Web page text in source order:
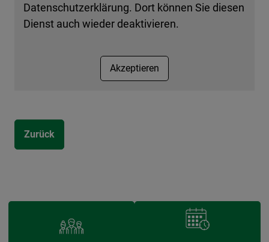
Datenschutzerklärung. Dort können Sie diesen
Dienst auch wieder deaktivieren.
Akzeptieren
Zurück